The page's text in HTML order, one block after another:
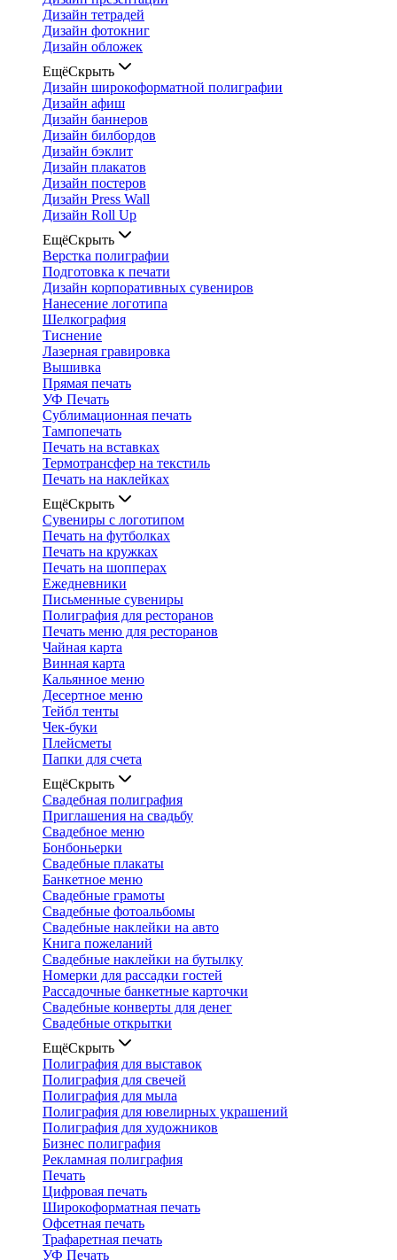
Дизайн тетрадей
Дизайн фотокниг
Дизайн обложек
ЕщёСкрыть
Дизайн широкоформатной полиграфии
Дизайн афиш
Дизайн баннеров
Дизайн билбордов
Дизайн бэклит
Дизайн плакатов
Дизайн постеров
Дизайн Press Wall
Дизайн Roll Up
ЕщёСкрыть
Верстка полиграфии
Подготовка к печати
Дизайн корпоративных сувениров
Нанесение логотипа
Шелкография
Тиснение
Лазерная гравировка
Вышивка
Прямая печать
УФ Печать
Сублимационная печать
Тампопечать
Печать на вставках
Термотрансфер на текстиль
Печать на наклейках
ЕщёСкрыть
Сувениры с логотипом
Печать на футболках
Печать на кружках
Печать на шопперах
Ежедневники
Письменные сувениры
Полиграфия для ресторанов
Печать меню для ресторанов
Чайная карта
Винная карта
Кальянное меню
Десертное меню
Тейбл тенты
Чек-буки
Плейсметы
Папки для счета
ЕщёСкрыть
Свадебная полиграфия
Приглашения на свадьбу
Свадебное меню
Бонбоньерки
Свадебные плакаты
Банкетное меню
Свадебные грамоты
Свадебные фотоальбомы
Свадебные наклейки на авто
Книга пожеланий
Свадебные наклейки на бутылку
Номерки для рассадки гостей
Рассадочные банкетные карточки
Свадебные конверты для денег
Свадебные открытки
ЕщёСкрыть
Полиграфия для выставок
Полиграфия для свечей
Полиграфия для мыла
Полиграфия для ювелирных украшений
Полиграфия для художников
Бизнес полиграфия
Рекламная полиграфия
Печать
Цифровая печать
Широкоформатная печать
Офсетная печать
Трафаретная печать
УФ Печать